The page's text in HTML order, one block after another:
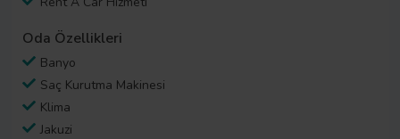
Oda Özellikleri
Banyo
Saç Kurutma Makinesi
Klima
Jakuzi